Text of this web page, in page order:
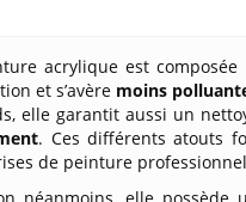
acrylique est composée
et s’avère moins
elle garantit aussi un
. Ces différents atouts
de peinture